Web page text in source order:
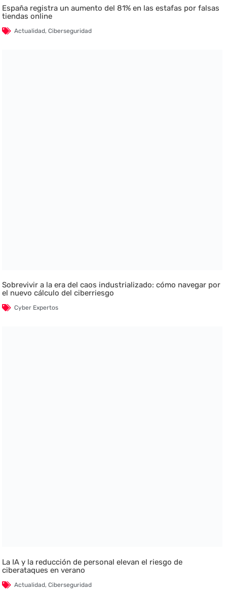
España registra un aumento del 81% en las estafas por falsas
tiendas online
Actualidad,Ciberseguridad
Sobrevivir a la era del caos industrializado: cómo navegar por
el nuevo cálculo del ciberriesgo
Cyber Expertos
La IA y la reducción de personal elevan el riesgo de
ciberataques en verano
Actualidad,Ciberseguridad